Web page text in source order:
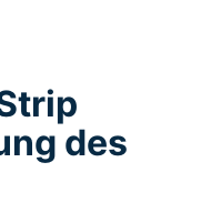
des